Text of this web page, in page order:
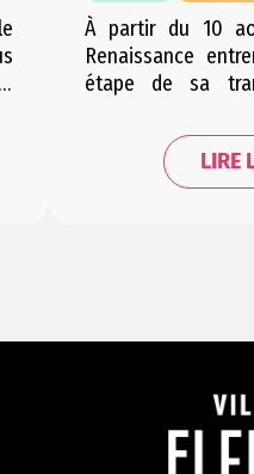
À partir du 10
Renaissance
étape de sa
condensée et
d’embarras
cette étape sera
LIRE